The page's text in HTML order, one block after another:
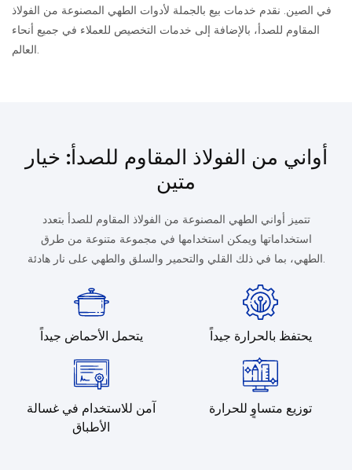
في الصين. نقدم خدمات بيع بالجملة لأدوات الطهي المصنوعة من الفولاذ
المقاوم للصدأ، بالإضافة إلى خدمات التخصيص للعملاء في جميع أنحاء
العالم.
أواني من الفولاذ المقاوم للصدأ: خيار
متين
تتميز أواني الطهي المصنوعة من الفولاذ المقاوم للصدأ بتعدد
استخداماتها ويمكن استخدامها في مجموعة متنوعة من طرق
الطهي، بما في ذلك القلي والتحمير والسلق والطهي على نار هادئة.
يتحمل الأحماض جيداً يحتفظ بالحرارة جيداً
آمن للاستخدام في غسالة
الأطباق
توزيع متساوٍ للحرارة